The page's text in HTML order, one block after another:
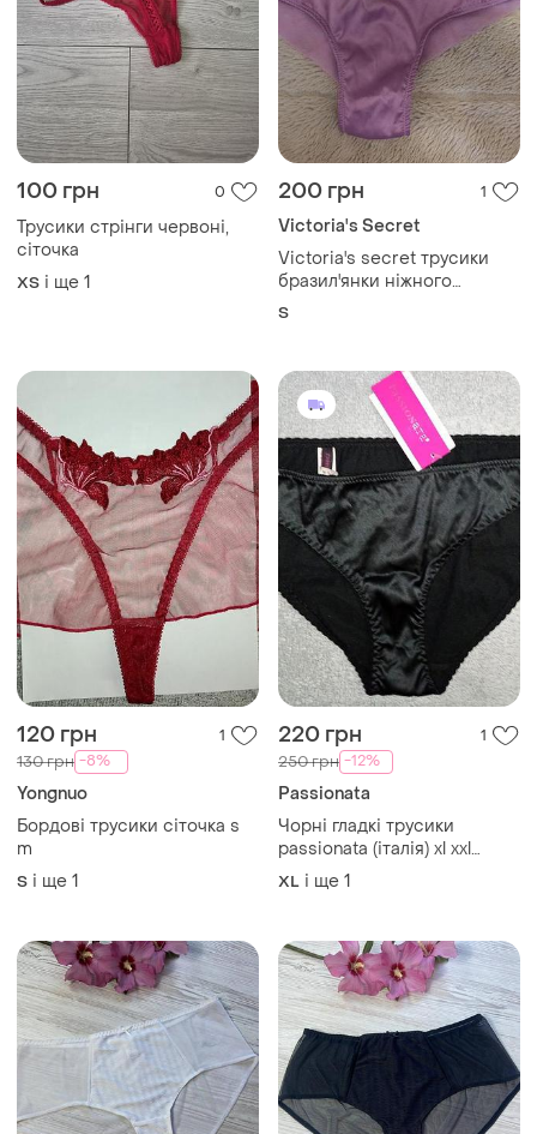
100 грн 0
Трусики стрінги червоні,
сіточка
ХS і ще 1
200 грн 1
Victoria's Secret
Victoria's secret трусики
бразил'янки ніжного
кольору в ідеалі розмір s😍
S
120 грн 1
130 грн -8%
Yongnuo
Бордові трусики сіточка s
m
S і ще 1
220 грн 1
250 грн -12%
Passionata
Чорні гладкі трусики
passionata (італія) xl xxl
сердечко на попі
XL і ще 1